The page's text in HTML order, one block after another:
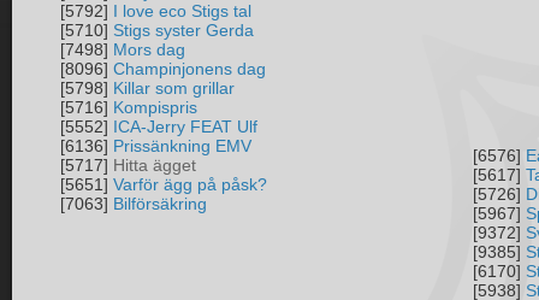
[5792] I love eco Stigs tal
[5710] Stigs syster Gerda
[7498] Mors dag
[8096] Champinjonens dag
[5798] Killar som grillar
[5716] Kompispris
[5552] ICA-Jerry FEAT Ulf
[6136] Prissänkning EMV
[5717] Hitta ägget
[5651] Varför ägg på påsk?
[7063] Bilförsäkring
[6576]
[5617]
[5726]
[5967]
[9372]
[9385]
[6170]
[5938]